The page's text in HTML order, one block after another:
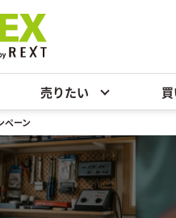
売りたい
ペーン